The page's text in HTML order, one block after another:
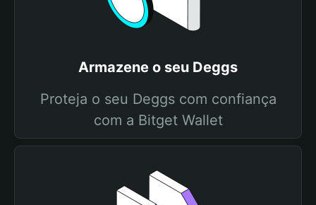
Armazene o seu Deggs
Proteja o seu Deggs com confiança
com a Bitget Wallet